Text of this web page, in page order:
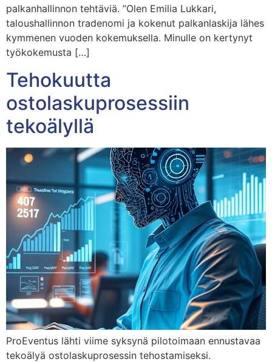
palkanhallinnon tehtäviä. ”Olen Emilia Lukkari,
taloushallinnon tradenomi ja kokenut palkanlaskija lähes
kymmenen vuoden kokemuksella. Minulle on kertynyt
työkokemusta […]
Tehokuutta
ostolaskuprosessiin
tekoälyllä
ProEventus lähti viime syksynä pilotoimaan ennustavaa
tekoälyä ostolaskuprosessin tehostamiseksi.